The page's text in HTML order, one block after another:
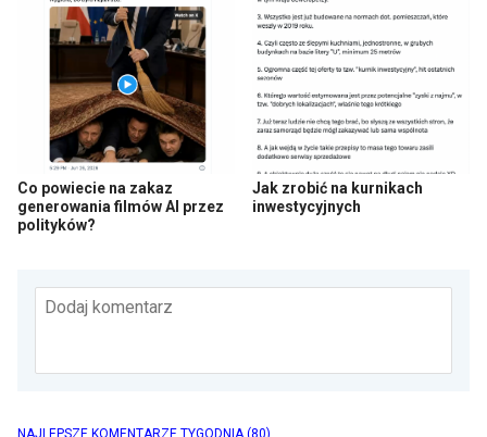
Co powiecie na zakaz
generowania filmów AI przez
polityków?
Jak zrobić na kurnikach
inwestycyjnych
Dodaj komentarz